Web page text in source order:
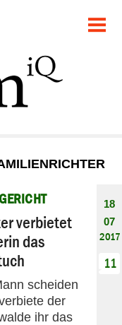
verbietet
das
scheiden
der
ihr das
18
07
2017
11